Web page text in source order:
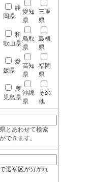
静
岡県
愛知
県
三重
県
和
歌山県
鳥取
県
島根
県
愛
媛県
高知
県
福岡
県
鹿
児島県
沖縄
県
その
他
とあわせて検索
できます。
選挙区が分かれ